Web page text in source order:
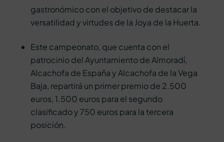
gastronómico con el objetivo de destacar la
versatilidad y virtudes de la Joya de la Huerta.
Este campeonato, que cuenta con el
patrocinio del Ayuntamiento de Almoradí,
Alcachofa de España y Alcachofa de la Vega
Baja, repartirá un primer premio de 2.500
euros, 1.500 euros para el segundo
clasificado y 750 euros para la tercera
posición.